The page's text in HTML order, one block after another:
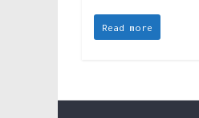
Read more